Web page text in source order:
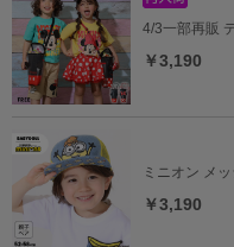
4/3一部再販
￥3,190
ミニオン メ
￥3,190